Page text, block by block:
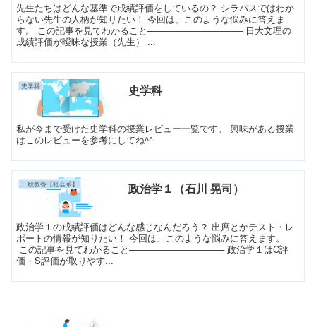
先生たちはどんな基準で成績評価をしているの？ シラバスではわか
らない先生の人柄が知りたい！ 今回は、このような悩みに答えま
す。 この記事を見てわかること─────────────── 日大文理の
成績評価が曖昧な授業（先生） ...
史学科 史学科
私が今まで受けた史学科の授業レビュー一覧です。 興味がある授業
はこのレビューを参考にしてね^^
一般教養【社会系】 政治学１（石川 晃司）
政治学１の成績評価はどんな感じなんだろう？ 出席とかテスト・レ
ポートの情報が知りたい！ 今回は、このような悩みに答えます。
この記事を見てわかること─────────────── 政治学１はC評
価・S評価が取りやす...